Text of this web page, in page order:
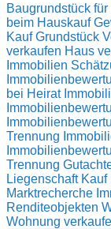
Baugrundstück
beim Hauskauf
KaufGrundstück
verkaufen Haus
Immobilien
bei Heirat
Trennung
Trennung
Liegenschaft Kauf
Marktrecherche
Renditeobjekten
Wohnung